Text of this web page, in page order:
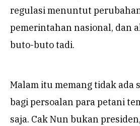
regulasi menuntut
pemerintahan nasional, dan
buto-buto tadi.
Malam itu memang tidak ada
bagi persoalan para petani
saja. Cak Nun bukan